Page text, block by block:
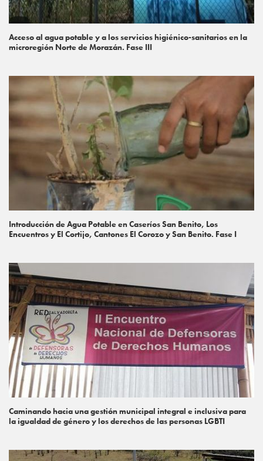
Acceso al agua potable y a los servicios higiénico-sanitarios en la
microregión Norte de Morazán. Fase III
Introducción de Agua Potable en Caseríos San Benito, Los
Encuentros y El Cortijo, Cantones El Corozo y San Benito. Fase I
Caminando hacia una gestión municipal integral e inclusiva para
la igualdad de género y los derechos de las personas LGBTI